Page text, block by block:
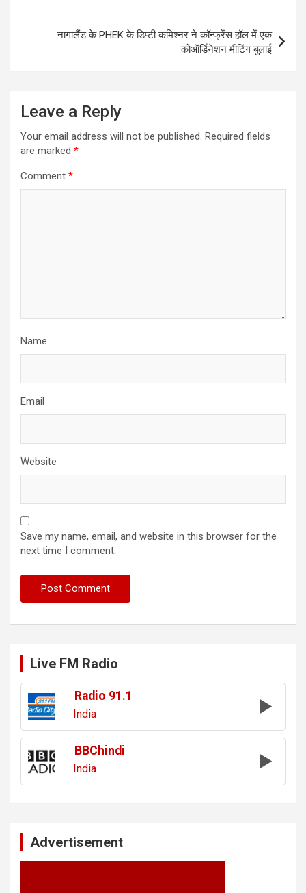
नागालैंड के PHEK के डिप्टी कमिश्नर ने कॉन्फ्रेंस हॉल में एक
कोऑर्डिनेशन मीटिंग बुलाई
Leave a Reply
Your email address will not be published. Required fields
are marked *
Comment *
Name
Email
Website
Save my name, email, and website in this browser for the
next time I comment.
Live FM Radio
Radio 91.1
India
BBChindi
India
Advertisement